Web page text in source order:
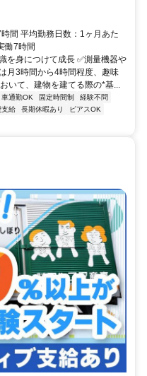
間 平均勤務日数：1ヶ月あた
働7時間
を身につけて成長 ✅️測量機器や
月3時間から4時間程度、趣味
いて、建物を建てる際の*基...
車通勤OK 固定時間制
経験不問
支給 長期休暇あり
ピアスOK